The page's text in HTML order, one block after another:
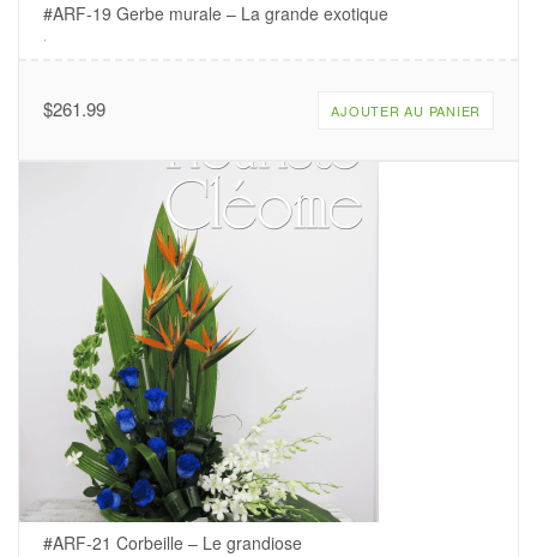
#ARF-19 Gerbe murale – La grande exotique
$261.99 AJOUTER AU PANIER
#ARF-21 Corbeille – Le grandiose